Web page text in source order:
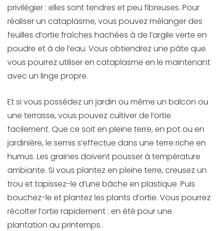
privilégier : elles sont tendres et peu fibreuses. Pour
réaliser un cataplasme, vous pouvez mélanger des
feuilles d’ortie fraîches hachées à de l’argile verte en
poudre et à de l’eau. Vous obtiendrez une pâte que
vous pourrez utiliser en cataplasme en le maintenant
avec un linge propre.
Et si vous possédez un jardin ou même un balcon ou
une terrasse, vous pouvez cultiver de l’ortie
facilement. Que ce soit en pleine terre, en pot ou en
jardinière, le semis s’effectue dans une terre riche en
humus. Les graines doivent pousser à température
ambiante. Si vous plantez en pleine terre, creusez un
trou et tapissez-le d’une bâche en plastique. Puis
bouchez-le et plantez les plants d’ortie. Vous pourrez
récolter l’ortie rapidement : en été pour une
plantation au printemps.